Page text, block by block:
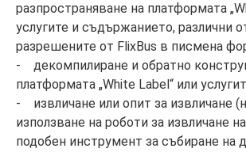
разпространяване на платформата
услугите и съдържанието, различни
разрешените от FlixBus в писмена
- декомпилиране и обратно
платформата „White Label“ или
- извличане или опит за извличане
използване на роботи за извличане
подобен инструмент за събиране на